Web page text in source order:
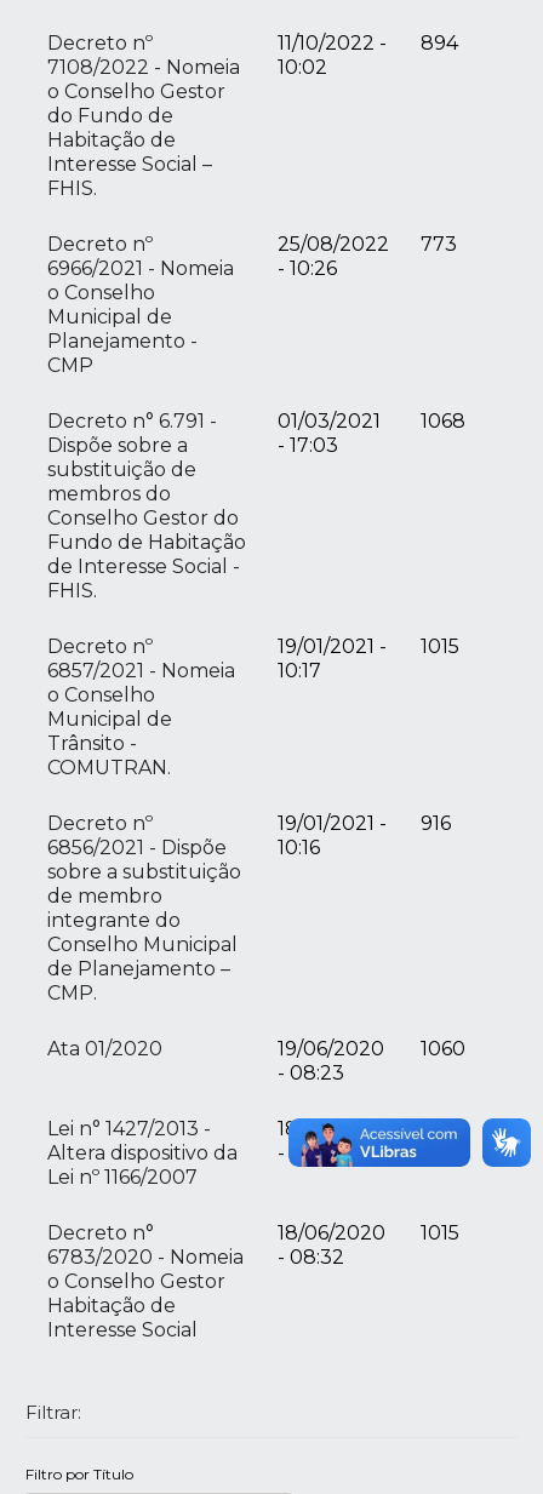
Decreto nº
7108/2022 - Nomeia
o Conselho Gestor
do Fundo de
Habitação de
Interesse Social –
FHIS.
11/10/2022 -
10:02
894
Decreto nº
6966/2021 - Nomeia
o Conselho
Municipal de
Planejamento -
CMP
25/08/2022
- 10:26
773
Decreto n° 6.791 -
Dispõe sobre a
substituição de
membros do
Conselho Gestor do
Fundo de Habitação
de Interesse Social -
FHIS.
01/03/2021
- 17:03
1068
Decreto nº
6857/2021 - Nomeia
o Conselho
Municipal de
Trânsito -
COMUTRAN.
19/01/2021 -
10:17
1015
Decreto nº
6856/2021 - Dispõe
sobre a substituição
de membro
integrante do
Conselho Municipal
de Planejamento –
CMP.
19/01/2021 -
10:16
916
Ata 01/2020
19/06/2020
- 08:23
1060
Lei n° 1427/2013 -
Altera dispositivo da
Lei nº 1166/2007
18/06/2020
- 10:02
969
Decreto n°
6783/2020 - Nomeia
o Conselho Gestor
Habitação de
Interesse Social
18/06/2020
- 08:32
1015
Filtrar:
Filtro por Título